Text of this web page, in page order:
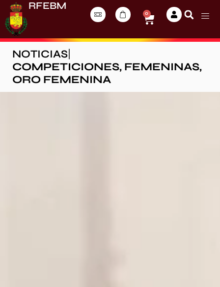
RFEBM
0
NOTICIAS
COMPETICIONES, FEMENINAS,
ORO FEMENINA